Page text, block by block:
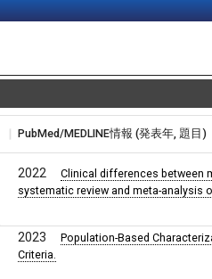
PubMed/MEDLINE情報 (発表年, 題目)
2022
Clinical differences between
systematic review and meta-analysis
2023
Population-Based
Criteria.